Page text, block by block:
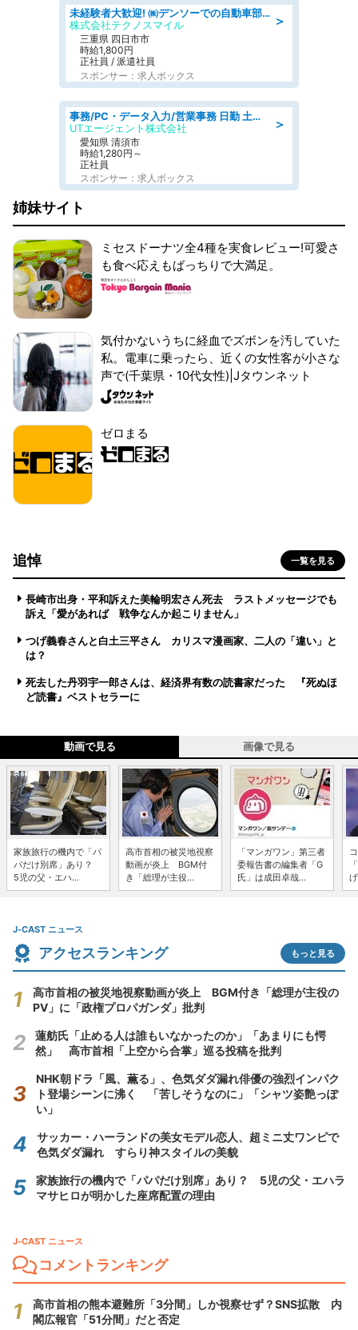
＞
未経験者大歓迎! ㈱デンソーでの自動車部品の組立作業 denso aichi
株式会社テクノスマイル
三重県 四日市市
時給1,800円
正社員 / 派遣社員
スポンサー：求人ボックス
＞
事務/PC・データ入力/営業事務 日勤 土日休み 残業少なめ 車通勤OK 総合事務
UTエージェント株式会社
愛知県 清須市
時給1,280円～
正社員
スポンサー：求人ボックス
姉妹サイト
ミセスドーナツ全4種を実食レビュー!可愛さ
も食べ応えもばっちりで大満足。
気付かないうちに経血でズボンを汚していた
私。電車に乗ったら、近くの女性客が小さな
声で(千葉県・10代女性)|Jタウンネット
ゼロまる
追悼 一覧を見る
長崎市出身・平和訴えた美輪明宏さん死去 ラストメッセージでも
訴え「愛があれば 戦争なんか起こりません」
つげ義春さんと白土三平さん カリスマ漫画家、二人の「違い」と
は？
死去した丹羽宇一郎さんは、経済界有数の読書家だった 『死ぬほ
ど読書』ベストセラーに
動画で見る 画像で見る
家族旅行の機内で「パ
パだけ別席」あり？
5児の父・エハ...
高市首相の被災地視察
動画が炎上 BGM付
き「総理が主役...
「マンガワン」第三者
委報告書の編集者「G
氏」は成田卓哉...
J-CAST ニュース
アクセスランキング もっと見る
高市首相の被災地視察動画が炎上 BGM付き「総理が主役の
PV」に「政権プロパガンダ」批判
蓮舫氏「止める人は誰もいなかったのか」「あまりにも愕
然」 高市首相「上空から合掌」巡る投稿を批判
NHK朝ドラ「風、薫る」、色気ダダ漏れ俳優の強烈インパク
ト登場シーンに沸く 「苦しそうなのに」「シャツ姿艶っぽ
い」
サッカー・ハーランドの美女モデル恋人、超ミニ丈ワンピで
色気ダダ漏れ すらり神スタイルの美貌
家族旅行の機内で「パパだけ別席」あり？ 5児の父・エハラ
マサヒロが明かした座席配置の理由
J-CAST ニュース
コメントランキング
高市首相の熊本避難所「3分間」しか視察せず？SNS拡散 内
閣広報官「51分間」だと否定